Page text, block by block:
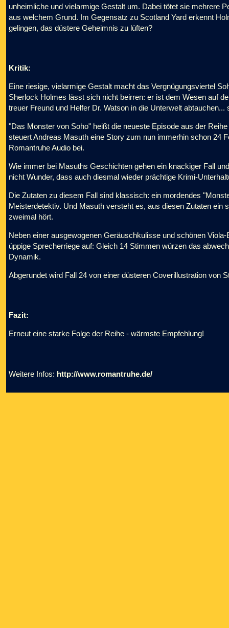
unheimliche und vielarmige Gestalt um. Dabei tötet sie mehrere
aus welchem Grund. Im Gegensatz zu Scotland Yard erkennt
gelingen, das düstere Geheimnis zu lüften?
Kritik:
Eine riesige, vielarmige Gestalt macht das Vergnügungsviertel
Sherlock Holmes lässt sich nicht beirren: er ist dem Wesen auf
treuer Freund und Helfer Dr. Watson in die Unterwelt
"Das Monster von Soho" heißt die neueste Episode aus der
steuert Andreas Masuth eine Story zum nun immerhin schon 24
Romantruhe Audio bei.
Wie immer bei Masuths Geschichten gehen ein knackiger Fall
nicht Wunder, dass auch diesmal wieder prächtige Krimi-
Die Zutaten zu diesem Fall sind klassisch: ein mordendes
Meisterdetektiv. Und Masuth versteht es, aus diesen Zutaten ein
zweimal hört.
Neben einer ausgewogenen Geräuschkulisse und schönen
üppige Sprecherriege auf: Gleich 14 Stimmen würzen das
Dynamik.
Abgerundet wird Fall 24 von einer düsteren Coverillustration von
Fazit:
Erneut eine starke Folge der Reihe - wärmste Empfehlung!
Weitere Infos: http://www.romantruhe.de/